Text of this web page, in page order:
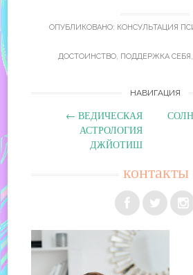
ОПУБЛИКОВАНО: КОНСУЛЬТАЦИЯ
ДОСТОИНСТВО, ПОДДЕРЖКА СЕБЯ,
Навигация
записям
НАВИГАЦИЯ
← ВЕДИЧЕСКАЯ
АСТРОЛОГИЯ
ДЖЙОТИШ
контакты